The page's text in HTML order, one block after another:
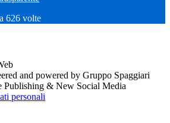
626 volte
and powered by Gruppo Spaggiari
Publishing & New Social Media
personali